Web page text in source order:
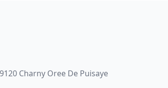
Charny Oree De Puisaye